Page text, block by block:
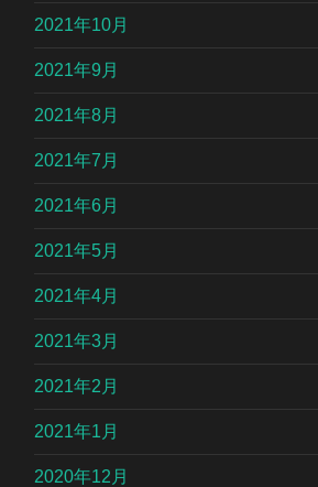
2021年10月
2021年9月
2021年8月
2021年7月
2021年6月
2021年5月
2021年4月
2021年3月
2021年2月
2021年1月
2020年12月